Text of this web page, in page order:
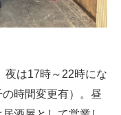
夜は17時～22時にな
時間変更有）。昼